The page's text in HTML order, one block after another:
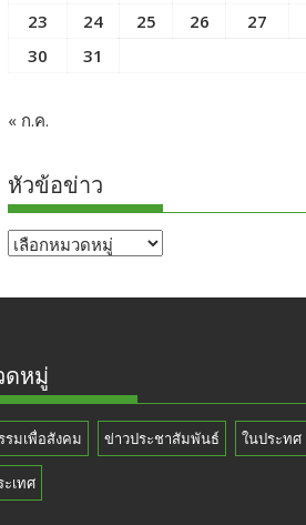
23
24 25 26 27
30
31
« ก.ค.
หัวข้อข่าว
หัวข้อ
ดหมู่
รมเพื่อสังคม ข่าวประชาสัมพันธ์ ในประทศ
เทศ